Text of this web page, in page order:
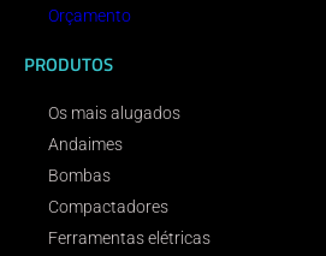
Orçamento
PRODUTOS
Os mais alugados
Andaimes
Bombas
Compactadores
Ferramentas elétricas